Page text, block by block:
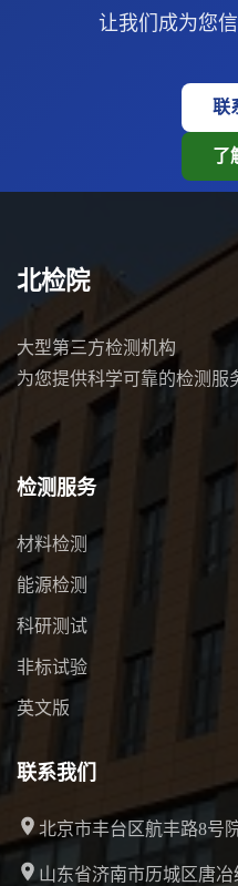
让我们成为您
联
了
北检院
大型第三方检测机构
为您提供科学可靠的检测服
检测服务
材料检测
能源检测
科研测试
非标试验
英文版
联系我们
北京市丰台区航丰路8号
山东省济南市历城区唐